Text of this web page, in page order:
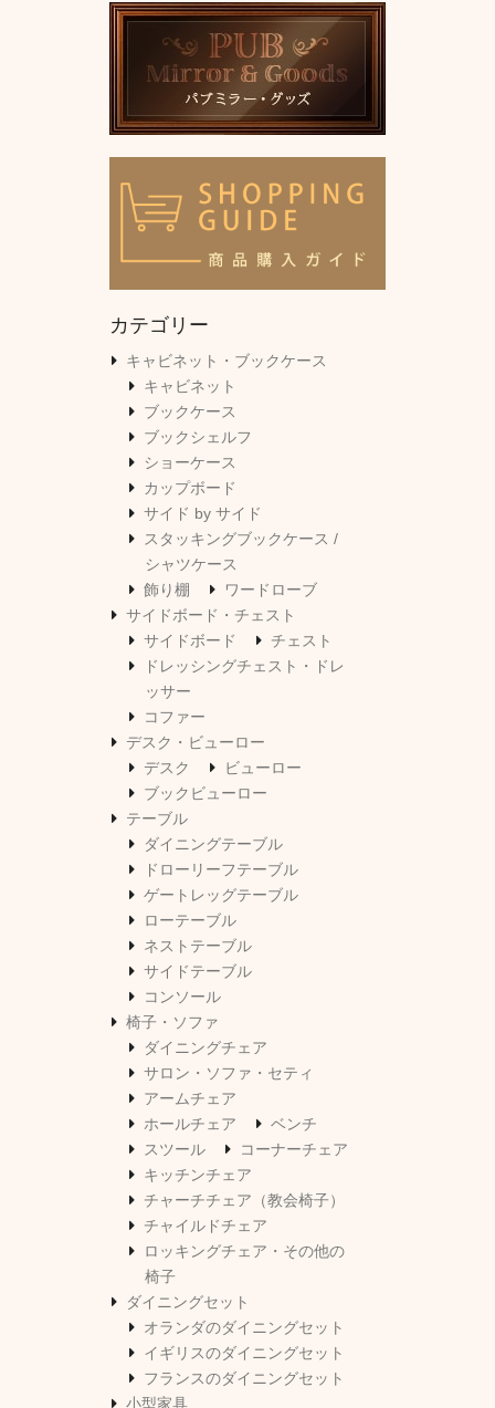
カテゴリー
キャビネット・ブックケース
キャビネット
ブックケース
ブックシェルフ
ショーケース
カップボード
サイド by サイド
スタッキングブックケース /
シャツケース
飾り棚
ワードローブ
サイドボード・チェスト
サイドボード
チェスト
ドレッシングチェスト・ドレ
ッサー
コファー
デスク・ビューロー
デスク
ビューロー
ブックビューロー
テーブル
ダイニングテーブル
ドローリーフテーブル
ゲートレッグテーブル
ローテーブル
ネストテーブル
サイドテーブル
コンソール
椅子・ソファ
ダイニングチェア
サロン・ソファ・セティ
アームチェア
ホールチェア
ベンチ
スツール
コーナーチェア
キッチンチェア
チャーチチェア（教会椅子）
チャイルドチェア
ロッキングチェア・その他の
椅子
ダイニングセット
オランダのダイニングセット
イギリスのダイニングセット
フランスのダイニングセット
小型家具